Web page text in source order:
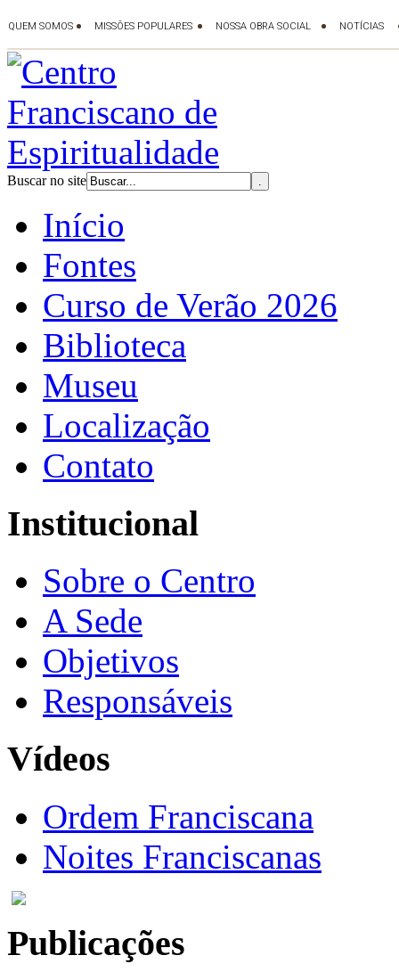
Buscar no site
Início
Fontes
Curso de Verão 2026
Biblioteca
Museu
Localização
Contato
Institucional
Sobre o Centro
A Sede
Objetivos
Responsáveis
Vídeos
Ordem Franciscana
Noites Franciscanas
Publicações